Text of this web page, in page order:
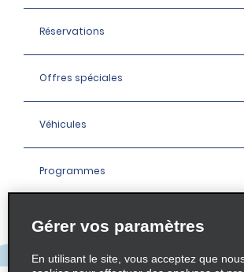
Réservations
Offres spéciales
Véhicules
Programmes
Entreprise
Agences
Gérer vos paramètres
En utilisant le site, vous acceptez que